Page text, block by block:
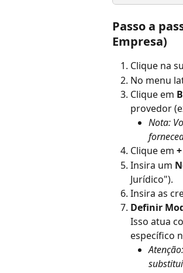
Passo a
Empresa)
Clique na
No menu
Clique em
provedor
Nota:
Clique em
Insira um
Jurídico").
Insira as
Definir
Isso atua
específico